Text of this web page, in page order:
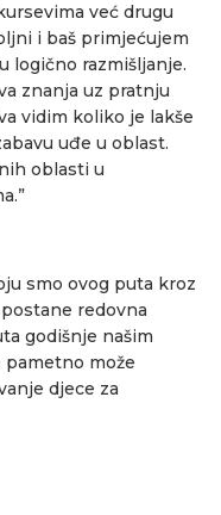
već drugu
i baš primjećujem
logično razmišljanje.
znanja uz pratnju
vidim koliko je lakše
uđe u oblast.
oblasti u
smo ovog puta kroz
redovna
godišnje našim
pametno može
djece za